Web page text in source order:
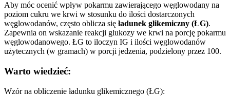
Aby móc ocenić wpływ pokarmu zawierającego węglowodany na
poziom cukru we krwi w stosunku do ilości dostarczonych
węglowodanów, często oblicza się ładunek glikemiczny (ŁG).
Zapewnia on wskazanie reakcji glukozy we krwi na porcję pokarmu
węglowodanowego. ŁG to iloczyn IG i ilości węglowodanów
użytecznych (w gramach) w porcji jedzenia, podzielony przez 100.
Warto wiedzieć:
Wzór na obliczenie ładunku glikemicznego (ŁG):